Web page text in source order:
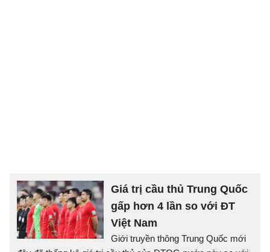
Giá trị cầu thủ Trung Quốc
gấp hơn 4 lần so với ĐT
Việt Nam
Giới truyền thông Trung Quốc mới